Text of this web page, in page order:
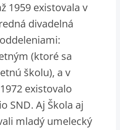
1959 existovala v
divadelná
(ktoré sa
školu), a v
existovalo
SND. Aj Škola aj
mladý umelecký